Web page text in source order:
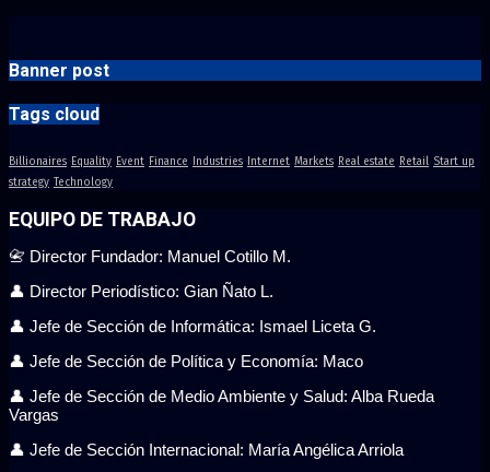
Banner post
Tags cloud
Billionaires Equality Event Finance Industries Internet Markets Real estate Retail Start up
strategy Technology
EQUIPO DE TRABAJO
📇 Director Fundador: Manuel Cotillo M.
👤 Director Periodístico: Gian Ñato L.
👤 Jefe de Sección de Informática: Ismael Liceta G.
👤 Jefe de Sección de Política y Economía: Maco
👤 Jefe de Sección de Medio Ambiente y Salud: Alba Rueda
Vargas
👤 Jefe de Sección Internacional: María Angélica Arriola